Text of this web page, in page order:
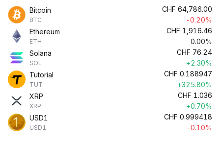
Bitcoin
BTC
CHF 64,786.00
-0.20%
Ethereum
ETH
CHF 1,916.46
0.00%
Solana
SOL
CHF 76.24
+2.30%
Tutorial
TUT
CHF 0.188947
+325.80%
XRP
XRP
CHF 1.036
+0.70%
USD1
USD1
CHF 0.999418
-0.10%